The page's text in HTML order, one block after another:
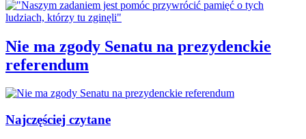
Nie ma zgody Senatu na prezydenckie
referendum
Najczęściej czytane